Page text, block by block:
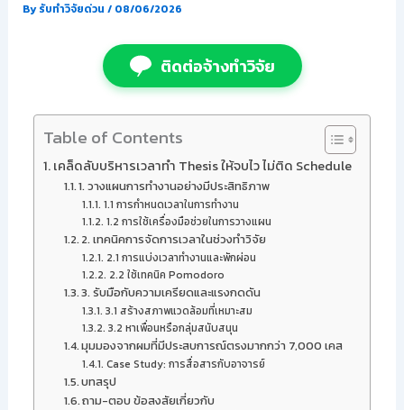
Byรับทำวิจัยด่วน / 08/06/2026
ติดต่อจ้างทำวิจัย
Table of Contents
เคล็ดลับบริหารเวลาทำ Thesis ให้จบไว ไม่ติด Schedule
1. วางแผนการทำงานอย่างมีประสิทธิภาพ
1.1 การกำหนดเวลาในการทำงาน
1.2 การใช้เครื่องมือช่วยในการวางแผน
2. เทคนิคการจัดการเวลาในช่วงทำวิจัย
2.1 การแบ่งเวลาทำงานและพักผ่อน
2.2 ใช้เทคนิค Pomodoro
3. รับมือกับความเครียดและแรงกดดัน
3.1 สร้างสภาพแวดล้อมที่เหมาะสม
3.2 หาเพื่อนหรือกลุ่มสนับสนุน
มุมมองจากผมที่มีประสบการณ์ตรงมากกว่า 7,000 เคส
Case Study: การสื่อสารกับอาจารย์
บทสรุป
ถาม-ตอบ ข้อสงสัยเกี่ยวกับ